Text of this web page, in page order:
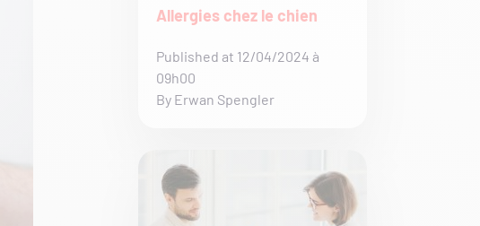
Allergies chez le chien
Published at 12/04/2024 à
09h00
By Erwan Spengler